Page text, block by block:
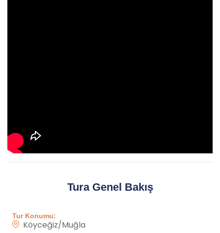
Tura Genel Bakış
Tur Konumu:
Köyceğiz/Muğla